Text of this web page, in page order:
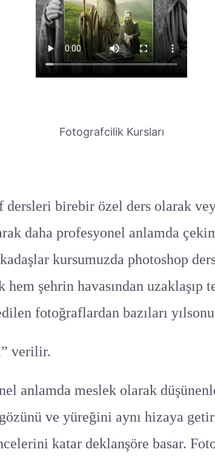
Fotografcilik Kursları
dersleri birebir özel ders olarak
daha profesyonel anlamda
kursumuzda photoshop
şehrin havasından uzaklaşıp
fotoğraflardan bazıları
verilir.
anlamda meslek olarak
ve yüreğini aynı hizaya
katar deklanşöre basar.